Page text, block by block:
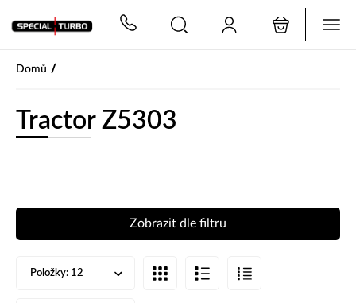
Domů /
Tractor Z5303
Zobrazit dle filtru
Položky: 12